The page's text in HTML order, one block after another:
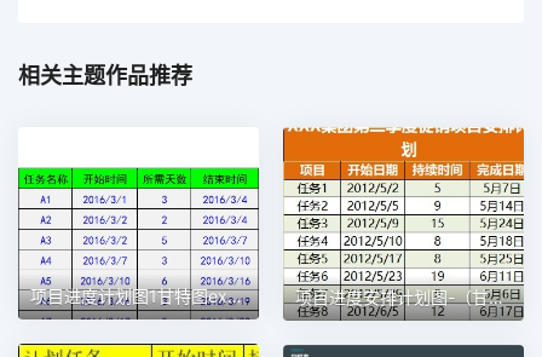
相关主题作品推荐
项目进度计划图1甘特图excel模板 项目进度安排计划图-（甘特图）1甘特图excel模板